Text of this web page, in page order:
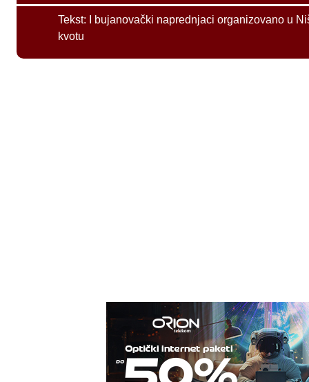
Tekst:
I bujanovački naprednjaci organizovano u
kvotu